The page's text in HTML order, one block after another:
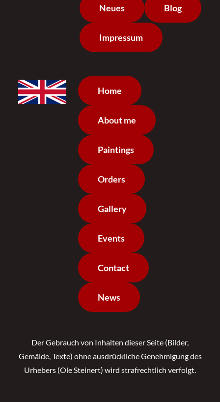
Neues Blog
Impressum
Home
About me
Paintings
Orders
Gallery
Events
Contact
News
Der Gebrauch von Inhalten dieser Seite (Bilder,
Gemälde, Texte) ohne ausdrückliche Genehmigung des
Urhebers (Ole Steinert) wird strafrechtlich verfolgt.